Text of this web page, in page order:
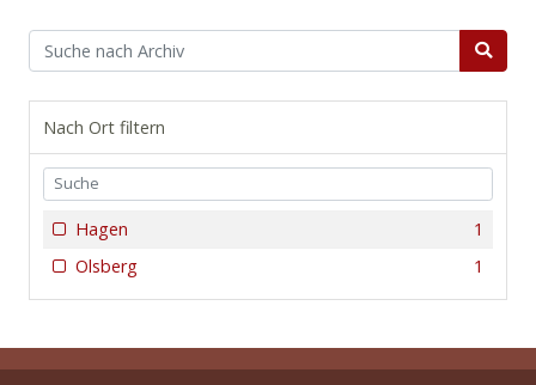
Nach Ort filtern
1
Hagen
1
Olsberg